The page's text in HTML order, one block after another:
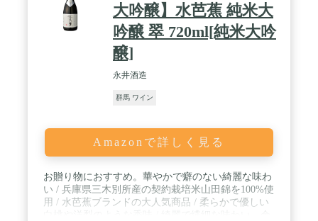
大吟醸】水芭蕉 純米大
吟醸 翠 720ml[純米大吟
醸]
永井酒造
群馬 ワイン
Amazonで詳しく見る
お贈り物におすすめ。華やかで癖のない綺麗な味わ
い / 兵庫県三木別所産の契約栽培米山田錦を100%使
用 / 水芭蕉ブランドの大人気商品 / 柔らかで優しい